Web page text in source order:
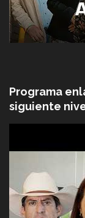
Programa
siguiente